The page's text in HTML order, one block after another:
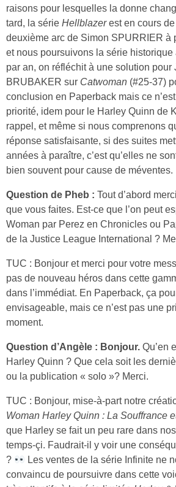
raisons pour lesquelles la donne
tard, la série Hellblazerest en cours
deuxième arc de Simon SPURRIER à
et nous poursuivons la série historique
par an, on réfléchit à une solution pour
BRUBAKER sur Catwoman (#25-37)
conclusion en Paperback mais ce
priorité, idem pour le Harley Quinn de
rappel, et même si nous comprenons
réponse satisfaisante, si des suites
années à paraître, c’est qu’elles ne
bien souvent pour cause de méventes.
Question de Pheb : Tout d’abord
que vous faites. Est-ce que l’on peut
Woman par Perez en Chronicles ou
de la Justice League International ?
TUC : Bonjour et merci pour votre
pas de nouveau héros dans cette
dans l’immédiat. En Paperback, ça
envisageable, mais ce n’est pas une
moment.
Question d’Angèle : Bonjour. Qu’en
Harley Quinn ? Que cela soit les
ou la publication « solo »? Merci.
TUC : Bonjour, mise-à-part notre
Woman Harley Quinn : La Souffrance
que Harley se fait un peu rare dans
temps-çi. Faudrait-il y voir une
?
Les ventes de la série Infinite ne
convaincu de poursuivre dans cette